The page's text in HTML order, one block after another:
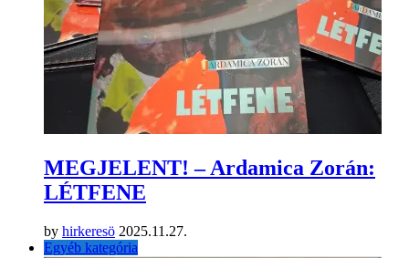
BARÁTNŐ – digitálisan
Egyéb kategória